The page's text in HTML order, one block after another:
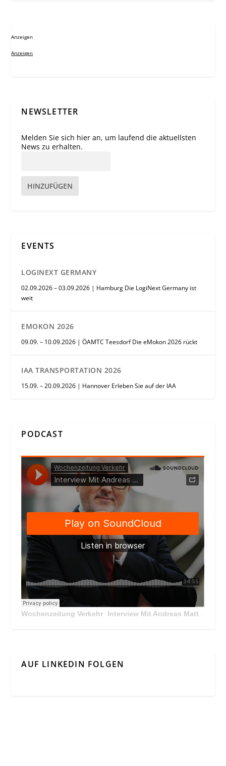
Anzeigen
Anzeigen
NEWSLETTER
Melden Sie sich hier an, um laufend die aktuellsten
News zu erhalten.
HINZUFÜGEN
EVENTS
LOGINEXT GERMANY
02.09.2026 – 03.09.2026 | Hamburg Die LogiNext Germany ist
weit
EMOKON 2026
09.09. – 10.09.2026 | ÖAMTC Teesdorf Die eMokon 2026 rückt
IAA TRANSPORTATION 2026
15.09. – 20.09.2026 | Hannover Erleben Sie auf der IAA
PODCAST
Wochenzeitung Verkehr · Interview Mit Andreas Matthä, CEO der ÖBB Holding
AUF LINKEDIN FOLGEN